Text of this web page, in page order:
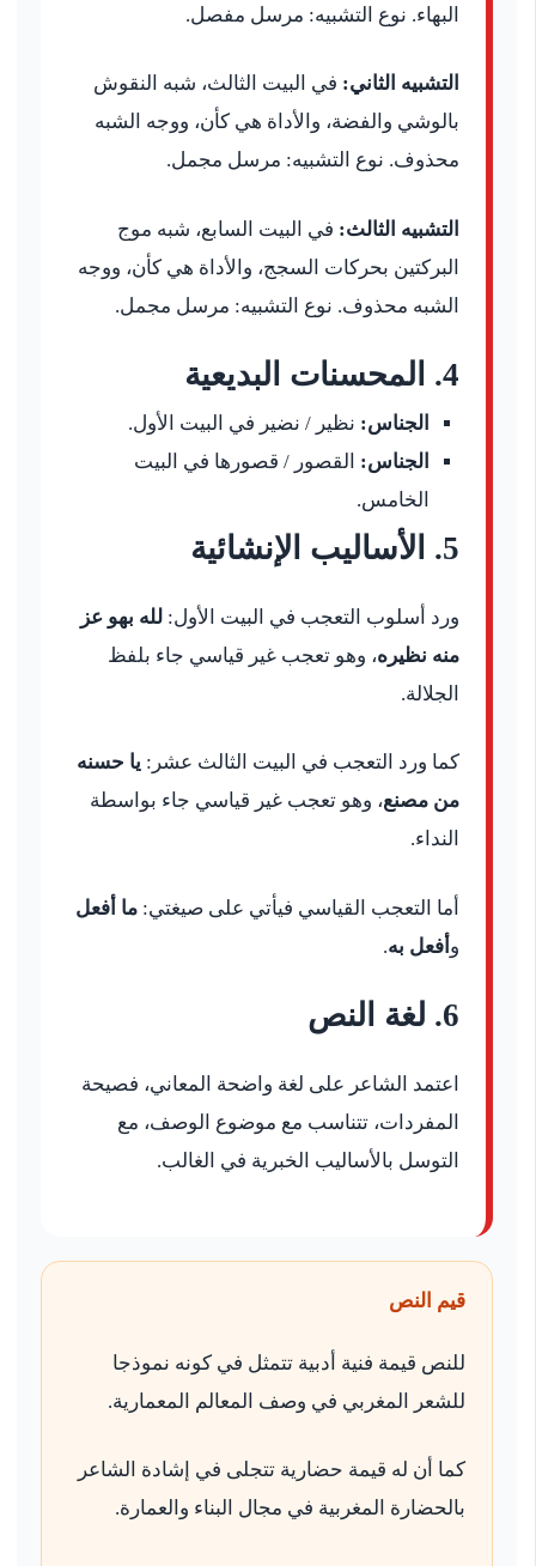
البهاء. نوع التشبيه: مرسل مفصل.
التشبيه الثاني: في البيت الثالث، شبه النقوش
بالوشي والفضة، والأداة هي كأن، ووجه الشبه
محذوف. نوع التشبيه: مرسل مجمل.
التشبيه الثالث: في البيت السابع، شبه موج
البركتين بحركات السجج، والأداة هي كأن، ووجه
الشبه محذوف. نوع التشبيه: مرسل مجمل.
4. المحسنات البديعية
الجناس: نظير / نضير في البيت الأول.
الجناس: القصور / قصورها في البيت
الخامس.
5. الأساليب الإنشائية
ورد أسلوب التعجب في البيت الأول: لله بهو عز
منه نظيره، وهو تعجب غير قياسي جاء بلفظ
الجلالة.
كما ورد التعجب في البيت الثالث عشر: يا حسنه
من مصنع، وهو تعجب غير قياسي جاء بواسطة
النداء.
أما التعجب القياسي فيأتي على صيغتي: ما أفعل
و أفعل به.
6. لغة النص
اعتمد الشاعر على لغة واضحة المعاني، فصيحة
المفردات، تتناسب مع موضوع الوصف، مع
التوسل بالأساليب الخبرية في الغالب.
قيم النص
للنص قيمة فنية أدبية تتمثل في كونه نموذجا
للشعر المغربي في وصف المعالم المعمارية.
كما أن له قيمة حضارية تتجلى في إشادة الشاعر
بالحضارة المغربية في مجال البناء والعمارة.